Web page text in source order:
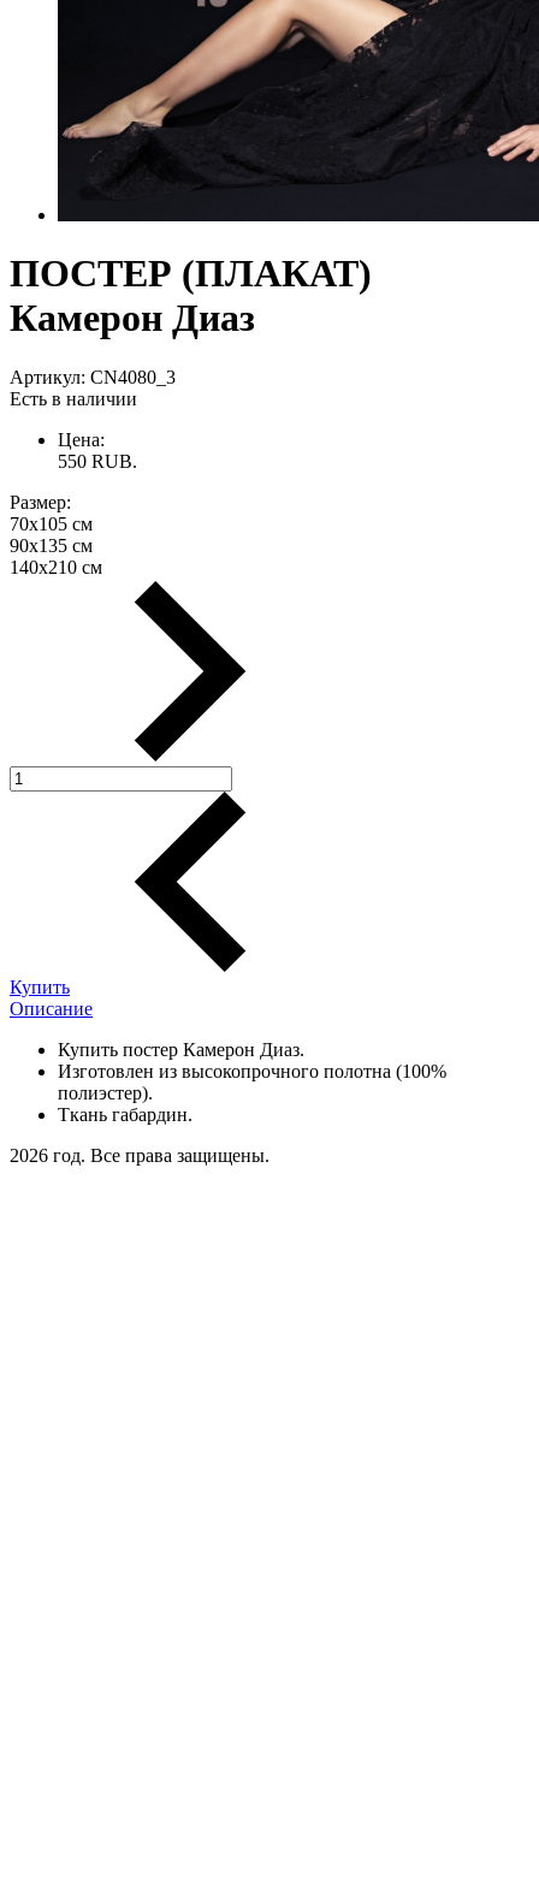
ПОСТЕР (ПЛАКАТ)
Камерон Диаз
Артикул: CN4080_3
Есть в наличии
Цена:
550 RUB.
Размер:
70х105 см
90х135 см
140х210 см
Купить
Описание
Купить постер Камерон Диаз.
Изготовлен из высокопрочного полотна (100%
полиэстер).
Ткань габардин.
2026 год. Все права защищены.